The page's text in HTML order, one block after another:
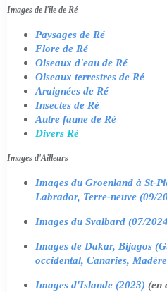
Images de l'île de Ré
Paysages de Ré
Flore de Ré
Oiseaux d'eau de Ré
Oiseaux terrestres de Ré
Araignées de Ré
Insectes de Ré
Autre faune de Ré
Divers Ré
Images d'Ailleurs
Images du Groenland à St-
Labrador, Terre-neuve (09/
Images du Svalbard (07/
Images de Dakar, Bijagos
occidental, Canaries,
Images d'Islande (2023) (en